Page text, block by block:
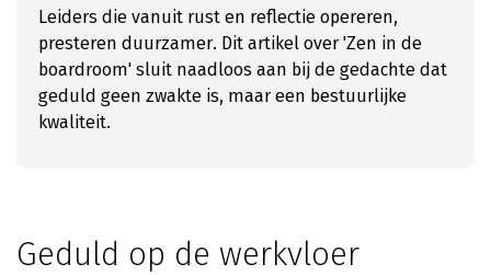
Leiders die vanuit rust en reflectie opereren,
presteren duurzamer. Dit artikel over 'Zen in de
boardroom' sluit naadloos aan bij de gedachte dat
geduld geen zwakte is, maar een bestuurlijke
kwaliteit.
Geduld op de werkvloer